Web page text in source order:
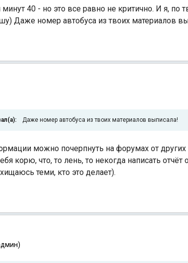
Индийский
40 - но это все равно не критично. И я, по
Даже номер автобуса из твоих материалов
Даже номер автобуса из твоих материалов выписала!
можно почерпнуть на форумах от
корю, что, то лень, то некогда написать
теми, кто это делает).